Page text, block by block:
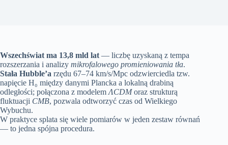
Wszechświat ma 13,8 mld lat — liczbę uzyskaną z tempa
rozszerzania i analizy mikrofalowego promieniowania tła.
Stała Hubble’a rzędu 67–74 km/s/Mpc odzwierciedla tzw.
napięcie H₀ między danymi Plancka a lokalną drabiną
odległości; połączona z modelem ΛCDMoraz strukturą
fluktuacji CMB, pozwala odtworzyć czas od Wielkiego
Wybuchu.
W praktyce splata się wiele pomiarów w jeden zestaw równań
— to jedna spójna procedura.